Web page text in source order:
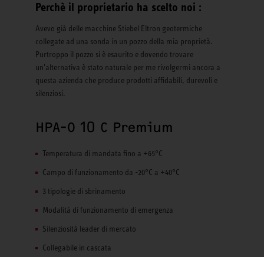
Perchè il proprietario ha scelto noi :
Avevo già delle macchine Stiebel Eltron geotermiche
collegate ad una sonda in un pozzo della mia proprietà.
Purtroppo il pozzo si è esaurito e dovendo trovare
un'alternativa è stato naturale per me rivolgermi ancora a
questa azienda che produce prodotti affidabili, durevoli e
silenziosi.
HPA-O 10 C Premium
Temperatura di mandata fino a +65°C
Campo di funzionamento da -20°C a +40°C
3 tipologie di sbrinamento
Modalità di funzionamento di emergenza
Silenziosità leader di mercato
Collegabile in cascata